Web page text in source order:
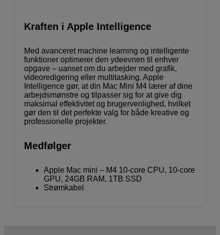
Kraften i Apple Intelligence
Med avanceret machine learning og intelligente
funktioner optimerer den ydeevnen til enhver
opgave – uanset om du arbejder med grafik,
videoredigering eller multitasking. Apple
Intelligence gør, at din Mac Mini M4 lærer af dine
arbejdsmønstre og tilpasser sig for at give dig
maksimal effektivitet og brugervenlighed, hvilket
gør den til det perfekte valg for både kreative og
professionelle projekter.
Medfølger
Apple Mac mini – M4 10-core CPU, 10-core
GPU, 24GB RAM, 1TB SSD
Strømkabel